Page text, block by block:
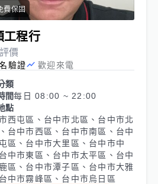
費保固
工程行
價
驗證
歡迎來電
類
間每日 08:00 ~ 22:00
點
西屯區、台中市北區、台中市北
台中市西區、台中市南區、台中
區、台中市大里區、台中市中
中市東區、台中市太平區、台中
區、台中市潭子區、台中市大雅
中市霧峰區、台中市烏日區